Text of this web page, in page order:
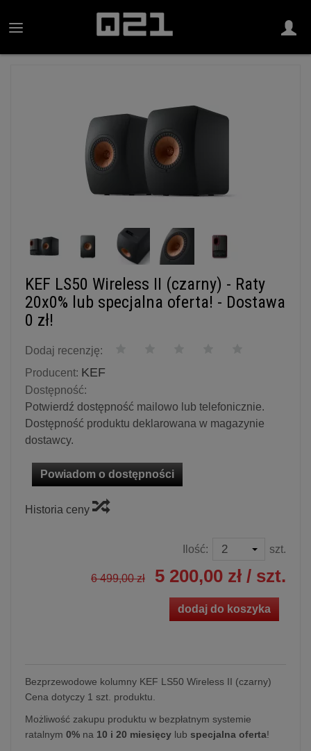
KEF LS50 Wireless II (czarny) - Raty
20x0% lub specjalna oferta! - Dostawa
0 zł!
Dodaj recenzję:
Producent: KEF
Dostępność:
Potwierdź dostępność mailowo lub telefonicznie.
Dostępność produktu deklarowana w magazynie
dostawcy.
Powiadom o dostępności
Historia ceny
Ilość: szt.
6 499,00 zł 5 200,00 zł / szt.
dodaj do koszyka
Bezprzewodowe kolumny KEF LS50 Wireless II (czarny)
Cena dotyczy 1 szt. produktu.
Możliwość zakupu produktu w bezpłatnym systemie
ratalnym 0% na 10 i 20 miesięcy lub specjalna oferta!